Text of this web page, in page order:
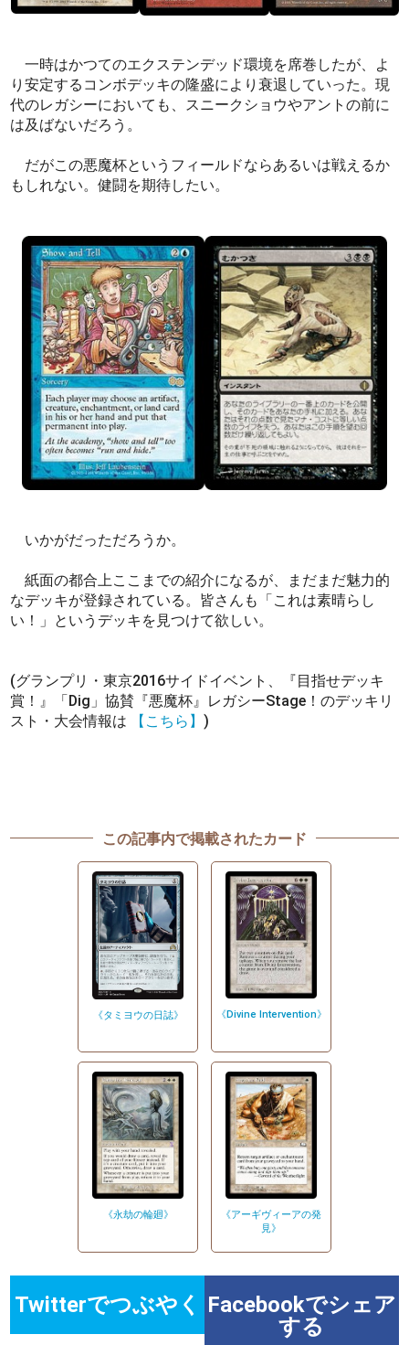
一時はかつてのエクステンデッド環境を席巻したが、よ
り安定するコンボデッキの隆盛により衰退していった。現
代のレガシーにおいても、スニークショウやアントの前に
は及ばないだろう。
だがこの悪魔杯というフィールドならあるいは戦えるか
もしれない。健闘を期待したい。
いかがだっただろうか。
紙面の都合上ここまでの紹介になるが、まだまだ魅力的
なデッキが登録されている。皆さんも「これは素晴らし
い！」というデッキを見つけて欲しい。
(グランプリ・東京2016サイドイベント、『目指せデッキ
賞！』「Dig」協賛『悪魔杯』レガシーStage！のデッキリ
スト・大会情報は
【こちら】 )
この記事内で掲載されたカード
《タミヨウの日誌》 《Divine Intervention》
《永劫の輪廻》
《アーギヴィーアの発
見》
Twitterでつぶやく
Facebookでシェア
する